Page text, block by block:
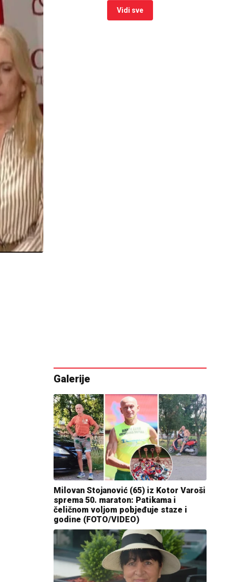
Vidi sve
Galerije
Milovan Stojanović (65) iz Kotor Varoši
sprema 50. maraton: Patikama i
čeličnom voljom pobjeđuje staze i
godine (FOTO/VIDEO)